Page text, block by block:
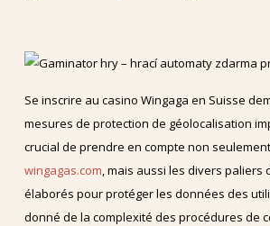
Se inscrire au casino Wingaga en Suisse
mesures de protection de géolocalisation
crucial de prendre en compte non
wingagas.com, mais aussi les divers paliers
élaborés pour protéger les données des
donné de la complexité des procédures de